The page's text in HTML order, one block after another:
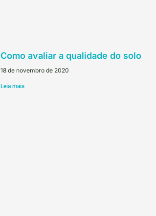
Como avaliar a qualidade do solo
18 de novembro de 2020
Leia mais